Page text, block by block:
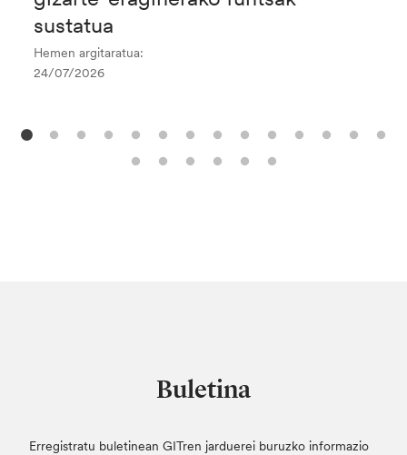
sustatua
Hemen argitaratua:
24/07/2026
Buletina
Erregistratu buletinean GITren jarduerei buruzko informazio